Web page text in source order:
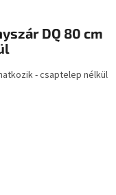
DQ 80 cm
- csaptelep nélkül